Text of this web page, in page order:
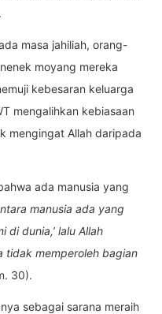
masa jahiliah, orang-
moyang mereka
kebesaran keluarga
mengalihkan kebiasaan
mengingat Allah daripada
ada manusia yang
manusia ada yang
di dunia,’ lalu Allah
tidak memperoleh bagian
30).
sebagai sarana meraih